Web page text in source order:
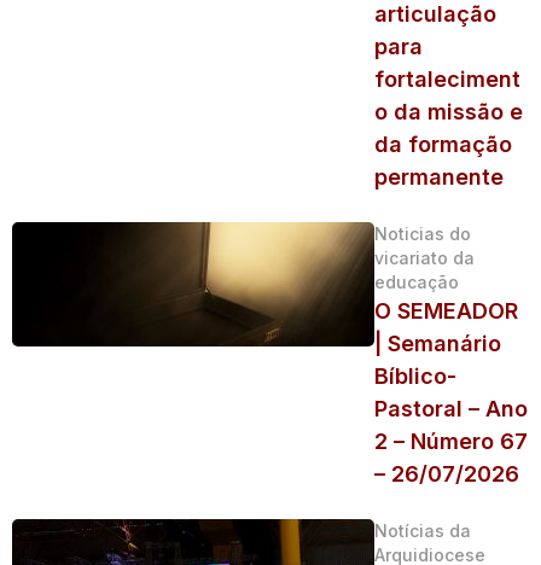
articulação
para
fortaleciment
o da missão e
da formação
permanente
Noticias do
vicariato da
educação
O SEMEADOR
| Semanário
Bíblico-
Pastoral – Ano
2 – Número 67
– 26/07/2026
Notícias da
Arquidiocese